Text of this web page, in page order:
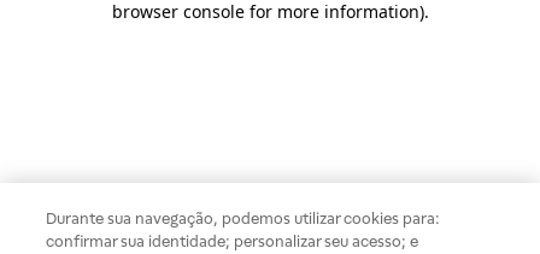
browser console for more information).
Durante sua navegação, podemos utilizar cookies para:
confirmar sua identidade; personalizar seu acesso; e